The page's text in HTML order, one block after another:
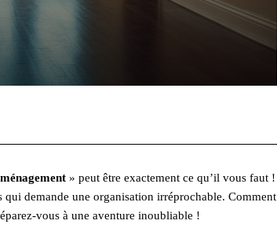
» peut être exactement ce qu’il vous faut !
demande une organisation irréprochable. Comment
vous à une aventure inoubliable !